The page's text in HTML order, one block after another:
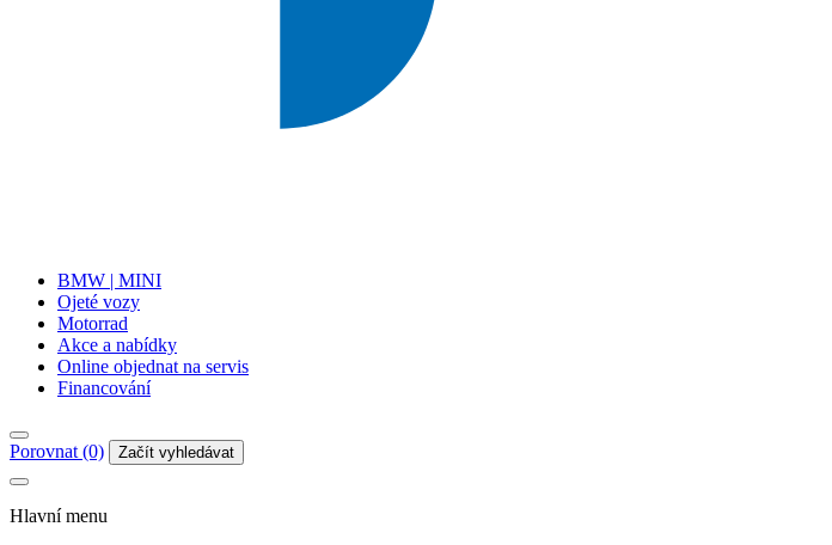
BMW | MINI
Ojeté vozy
Motorrad
Akce a nabídky
Online objednat na servis
Financování
Porovnat (0) Začít vyhledávat
Hlavní menu